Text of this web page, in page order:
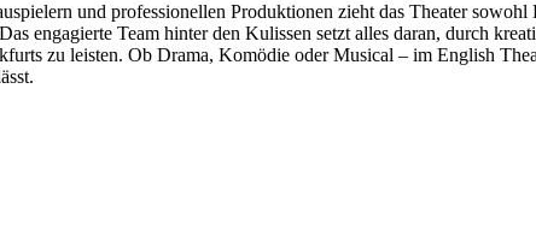
und professionellen Produktionen zieht das Theater
engagierte Team hinter den Kulissen setzt alles daran, durch
zu leisten. Ob Drama, Komödie oder Musical – im English